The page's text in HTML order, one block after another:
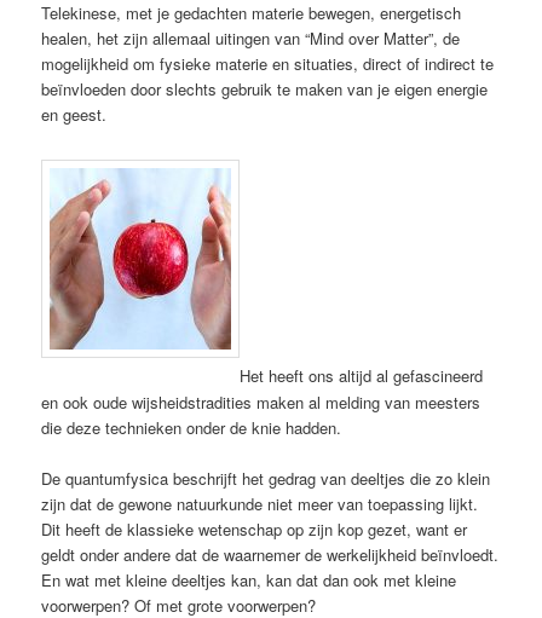
Telekinese, met je gedachten materie bewegen, energetisch
healen, het zijn allemaal uitingen van “Mind over Matter”, de
mogelijkheid om fysieke materie en situaties, direct of indirect te
beïnvloeden door slechts gebruik te maken van je eigen energie
en geest.
Het heeft ons altijd al gefascineerd
en ook oude wijsheidstradities maken al melding van meesters
die deze technieken onder de knie hadden.
De quantumfysica beschrijft het gedrag van deeltjes die zo klein
zijn dat de gewone natuurkunde niet meer van toepassing lijkt.
Dit heeft de klassieke wetenschap op zijn kop gezet, want er
geldt onder andere dat de waarnemer de werkelijkheid beïnvloedt.
En wat met kleine deeltjes kan, kan dat dan ook met kleine
voorwerpen? Of met grote voorwerpen?